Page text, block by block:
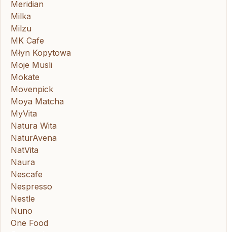
Meridian
Milka
Milzu
MK Cafe
Młyn Kopytowa
Moje Musli
Mokate
Movenpick
Moya Matcha
MyVita
Natura Wita
NaturAvena
NatVita
Naura
Nescafe
Nespresso
Nestle
Nuno
One Food